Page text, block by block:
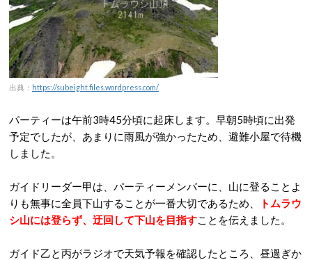
出典： https://subeight.files.wordpress.com/
パーティーは午前3時45分頃に起床します。早朝5時頃に出発
予定でしたが、あまりに雨風が強かったため、避難小屋で待機
しました。
ガイドリーダー甲は、パーティーメンバーに、山に登ることよ
りも無事に全員下山することが一番大切であるため、
トムラウ
シ山には登らず、迂回して下山を目指すことを伝えました。
ガイド乙と丙がラジオで天気予報を確認したところ、昼過ぎか